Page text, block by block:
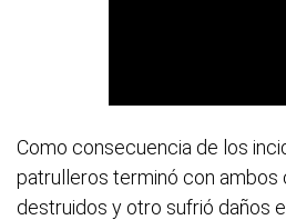
Como consecuencia de los
patrulleros terminó con
destruidos y otro sufrió daños